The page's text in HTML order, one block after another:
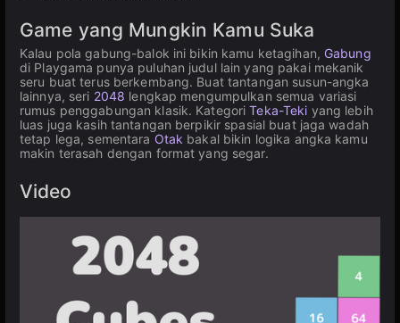
Game yang Mungkin Kamu Suka
Kalau pola gabung-balok ini bikin kamu ketagihan, Gabung
di Playgama punya puluhan judul lain yang pakai mekanik
seru buat terus berkembang. Buat tantangan susun-angka
lainnya, seri 2048 lengkap mengumpulkan semua variasi
rumus penggabungan klasik. KategoriTeka-Teki yang lebih
luas juga kasih tantangan berpikir spasial buat jaga wadah
tetap lega, sementara Otak bakal bikin logika angka kamu
makin terasah dengan format yang segar.
Video